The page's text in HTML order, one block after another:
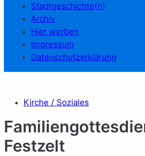
Stadtgeschichte(n)
Archiv
Hier werben
Impressum
Datenschutzerklärung
Kirche / Soziales
Festzelt